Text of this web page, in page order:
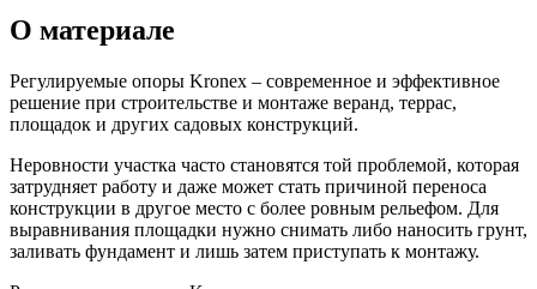
О материале
Регулируемые опоры Kronex – современное и эффективное
решение при строительстве и монтаже веранд, террас,
площадок и других садовых конструкций.
Неровности участка часто становятся той проблемой, которая
затрудняет работу и даже может стать причиной переноса
конструкции в другое место с более ровным рельефом. Для
выравнивания площадки нужно снимать либо наносить грунт,
заливать фундамент и лишь затем приступать к монтажу.